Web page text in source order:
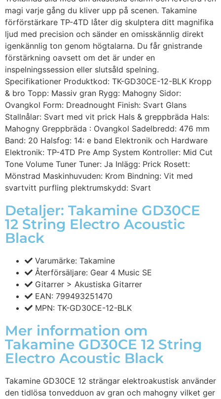
magi varje gång du kliver upp på scenen. Takamine
förförstärkare TP-4TD låter dig skulptera ditt magnifika
ljud med precision och sänder en omisskännlig direkt
igenkännlig ton genom högtalarna. Du får gnistrande
förstärkning oavsett om det är under en
inspelningssession eller slutsåld spelning.
Specifikationer Produktkod: TK-GD30CE-12-BLK Kropp
& bro Topp: Massiv gran Rygg: Mahogny Sidor:
Ovangkol Form: Dreadnought Finish: Svart Glans
Stallnålar: Svart med vit prick Hals & greppbräda Hals:
Mahogny Greppbräda : Ovangkol Sadelbredd: 476 mm
Band: 20 Halsfog: 14: e band Elektronik och Hardware
Elektronik: TP-4TD Pre Amp System Kontroller: Mid Cut
Tone Volume Tuner Tuner: Ja Inlägg: Prick Rosett:
Mönstrad Maskinhuvuden: Krom Bindning: Vit med
svartvitt purfling plektrumskydd: Svart
Detaljer: Takamine GD30CE
12 String Electro Acoustic
Black
Varumärke: Takamine
Återförsäljare: Gear 4 Music SE
Gitarrer > Akustiska Gitarrer
EAN: 799493251470
MPN: TK-GD30CE-12-BLK
Mer information om
Takamine GD30CE 12 String
Electro Acoustic Black
Takamine GD30CE 12 strängar elektroakustisk använder
den tidlösa tonvedduon av gran och mahogny vilket ger